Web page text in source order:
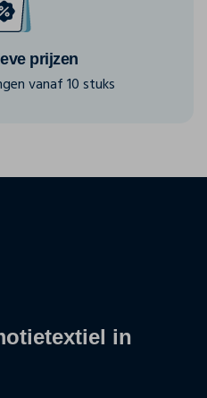
prijzen
vanaf 10 stuks
in